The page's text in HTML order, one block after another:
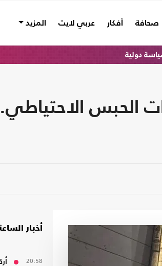
صحافة أفكار عربي لايت المزيد
دولية
الحبس
أخبار
20:58